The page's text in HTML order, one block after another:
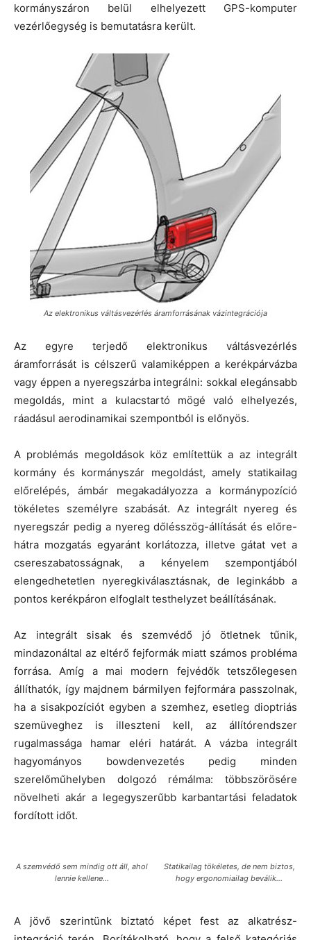
kormányszáron belül elhelyezett GPS-komputer
vezérlőegység is bemutatásra került.
Az elektronikus váltásvezérlés áramforrásának vázintegrációja
Az egyre terjedő elektronikus váltásvezérlés
áramforrását is célszerű valamiképpen a kerékpárvázba
vagy éppen a nyeregszárba integrálni: sokkal elegánsabb
megoldás, mint a kulacstartó mögé való elhelyezés,
ráadásul aerodinamikai szempontból is előnyös.
A problémás megoldások köz említettük a az integrált
kormány és kormányszár megoldást, amely statikailag
előrelépés, ámbár megakadályozza a kormánypozíció
tökéletes személyre szabását. Az integrált nyereg és
nyeregszár pedig a nyereg dőlésszög-állítását és előre-
hátra mozgatás egyaránt korlátozza, illetve gátat vet a
csereszabatosságnak, a kényelem szempontjából
elengedhetetlen nyeregkiválasztásnak, de leginkább a
pontos kerékpáron elfoglalt testhelyzet beállításának.
Az integrált sisak és szemvédő jó ötletnek tűnik,
mindazonáltal az eltérő fejformák miatt számos probléma
forrása. Amíg a mai modern fejvédők tetszőlegesen
állíthatók, így majdnem bármilyen fejformára passzolnak,
ha a sisakpozíciót egyben a szemhez, esetleg dioptriás
szemüveghez is illeszteni kell, az állítórendszer
rugalmassága hamar eléri határát. A vázba integrált
hagyományos bowdenvezetés pedig minden
szerelőműhelyben dolgozó rémálma: többszörösére
növelheti akár a legegyszerűbb karbantartási feladatok
fordított időt.
A szemvédő sem mindig ott áll, ahol
lennie kellene…
Statikailag tökéletes, de nem biztos,
hogy ergonomiailag beválik…
A jövő szerintünk biztató képet fest az alkatrész-